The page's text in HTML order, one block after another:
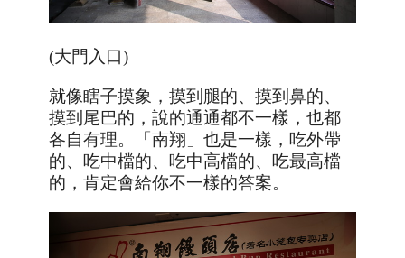
(大門入口)
就像瞎子摸象，摸到腿的、摸到鼻的、
摸到尾巴的，說的通通都不一樣，也都
各自有理。「南翔」也是一樣，吃外帶
的、吃中檔的、吃中高檔的、吃最高檔
的，肯定會給你不一樣的答案。